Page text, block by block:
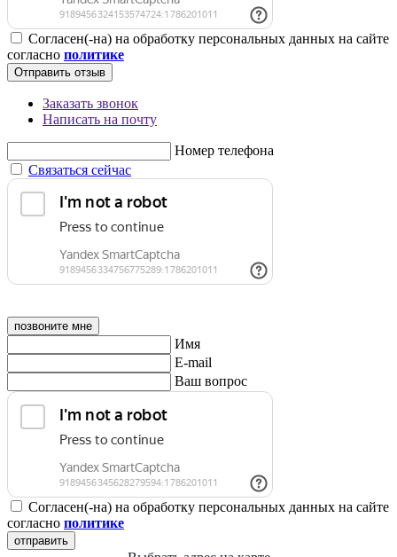
Согласен(-на) на обработку персональных данных на сайте
согласно политике
Отправить отзыв
Заказать звонок
Написать на почту
Номер телефона
Связаться сейчас
позвоните мне
Имя
E-mail
Ваш вопрос
Согласен(-на) на обработку персональных данных на сайте
согласно политике
отправить